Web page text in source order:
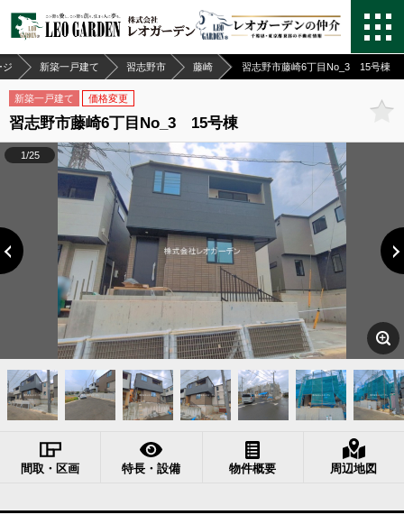
ジ 新築一戸建て 習志野市 藤崎 習志野市藤崎6丁目No_3 15号棟
新築一戸建て 価格変更
習志野市藤崎6丁目No_3 15号棟
1/25
間取・区画 特長・設備 物件概要 周辺地図